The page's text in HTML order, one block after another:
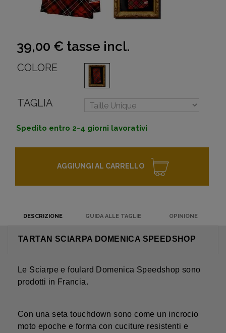
39,00 € tasse incl.
COLORE
TAGLIA
Spedito entro 2-4 giorni lavorativi
AGGIUNGI AL CARRELLO
DESCRIZIONE GUIDA ALLE TAGLIE OPINIONE
TARTAN SCIARPA DOMENICA SPEEDSHOP
Le Sciarpe e foulard Domenica Speedshop sono
prodotti in Francia.
Con una seta touchdown sono come un incrocio
moto epoche e forma con cuciture resistenti e